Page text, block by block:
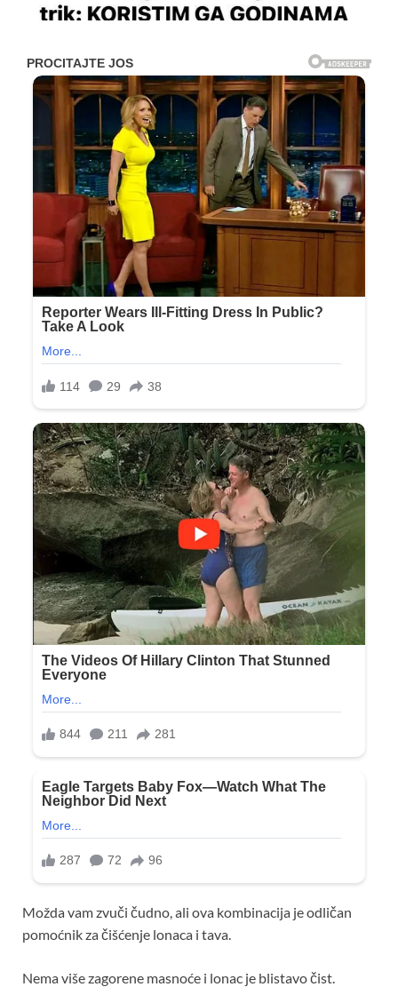
Možda vam zvuči čudno, ali ova kombinacija je odličan
pomoćnik za čišćenje lonaca i tava.
Nema više zagorene masnoće i lonac je blistavo čist.